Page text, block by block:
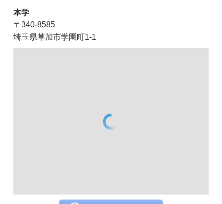
本学
〒340-8585
埼玉県草加市学園町1-1